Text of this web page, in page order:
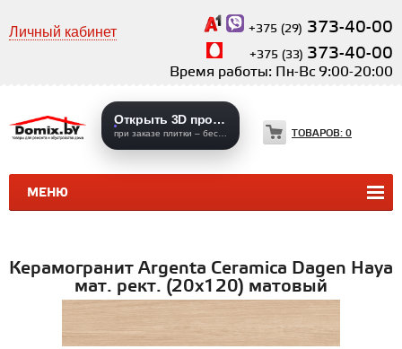
Личный кабинет +375 (29) 373-40-00
+375 (33) 373-40-00
Время работы: Пн-Вс 9:00-20:00
МЕНЮ
Открыть 3D проекты
ТОВАРОВ: 0
КЕРАМИЧЕСКАЯ ПЛИТКА
Керамогранит Argenta Ceramica Dagen Haya
мат. рект. (20х120) матовый